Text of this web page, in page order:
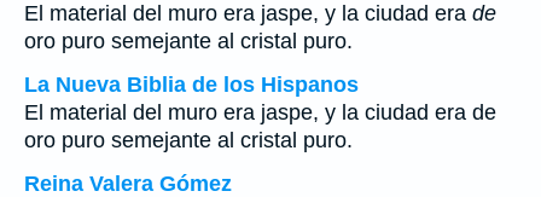
El material del muro era jaspe, y la ciudad era de
oro puro semejante al cristal puro.
La Nueva Biblia de los Hispanos
El material del muro era jaspe, y la ciudad era de
oro puro semejante al cristal puro.
Reina Valera Gómez